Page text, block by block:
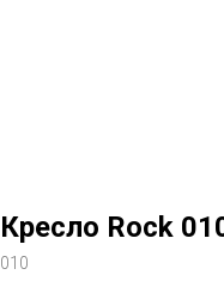
Кресло Rock
010